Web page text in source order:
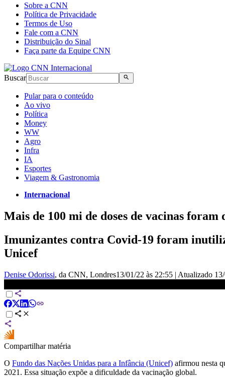
Sobre a CNN
Política de Privacidade
Termos de Uso
Fale com a CNN
Distribuição do Sinal
Faça parte da Equipe CNN
Buscar
Pular para o conteúdo
Ao vivo
Política
Money
WW
Agro
Infra
IA
Esportes
Viagem & Gastronomia
Internacional
Mais de 100 mi de doses de vacinas foram
Imunizantes contra Covid-19 foram
Unicef
Denise Odorissi, da CNN, Londres13/01/22 às 22:55 | Atualizado
Compartilhar matéria
O Fundo das Nações Unidas para a Infância (Unicef) afirmou nesta
2021. Essa situação expõe a dificuldade da vacinação global.